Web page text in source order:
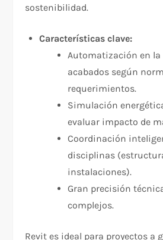
sostenibilidad.
Características clave:
Automatización en la
acabados según
requerimientos.
Simulación
evaluar impacto de
Coordinación
disciplinas
instalaciones).
Gran precisión
complejos.
Revit es ideal para proyectos a